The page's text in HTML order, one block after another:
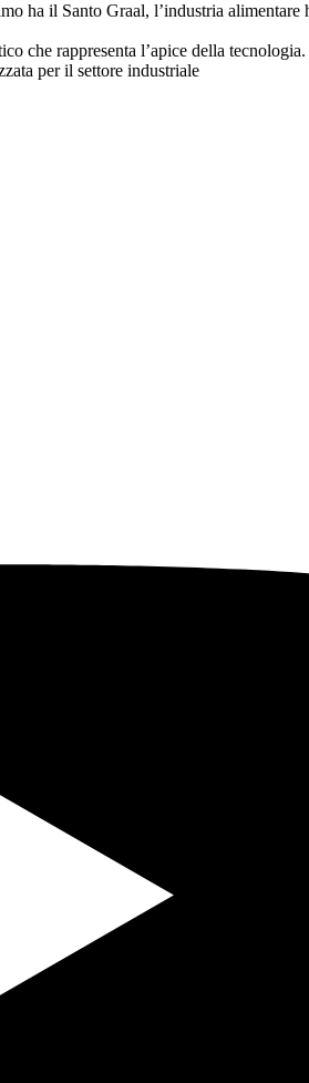
ha il Santo Graal, l’industria
che rappresenta l’apice della
per il settore industriale